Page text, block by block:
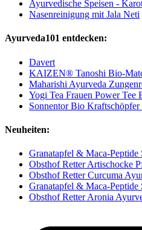
Ayurvedische Speisen -
Nasenreinigung mit Jala Neti
Ayurveda101 entdecken:
Davert
KAIZEN® Tanoshi Bio-
Maharishi Ayurveda
Yogi Tea Frauen Power Tee
Sonnentor Bio Kraftschöpfer
Neuheiten:
Granatapfel & Maca-Peptide
Obsthof Retter Artischocke
Obsthof Retter Curcuma
Granatapfel & Maca-Peptide
Obsthof Retter Aronia